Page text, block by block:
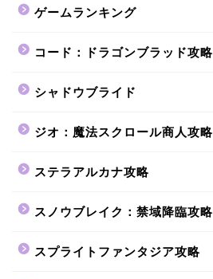
ゲームランキング
コード：ドラゴンブラッド攻略
シャドウブライド
ジオ：魔法スクロール商人攻略
ステラアルカナ攻略
スノウブレイク：禁域降臨攻略
スプライトファンタジア攻略